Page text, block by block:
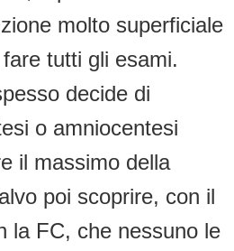
molto superficiale
tutti gli esami.
decide di
o amniocentesi
il massimo della
poi scoprire, con il
la FC, che nessuno le